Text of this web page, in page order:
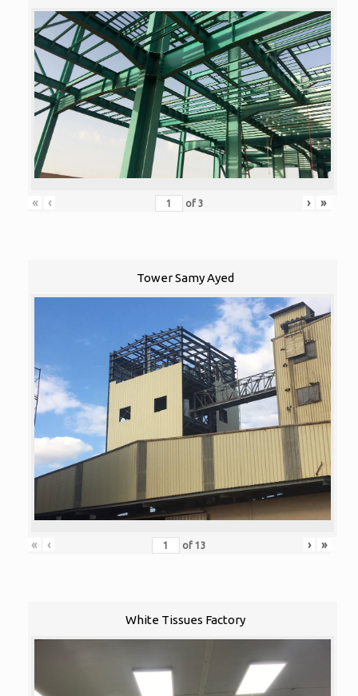
« ‹ of 3 › »
Tower Samy Ayed
« ‹ of 13 › »
White Tissues Factory